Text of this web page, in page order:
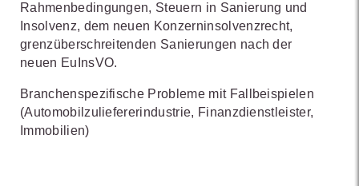
Rahmenbedingungen, Steuern in Sanierung und
Insolvenz, dem neuen Konzerninsolvenzrecht,
grenzüberschreitenden Sanierungen nach der
neuen EuInsVO.
Branchenspezifische Probleme mit Fallbeispielen
(Automobilzuliefererindustrie, Finanzdienstleister,
Immobilien)